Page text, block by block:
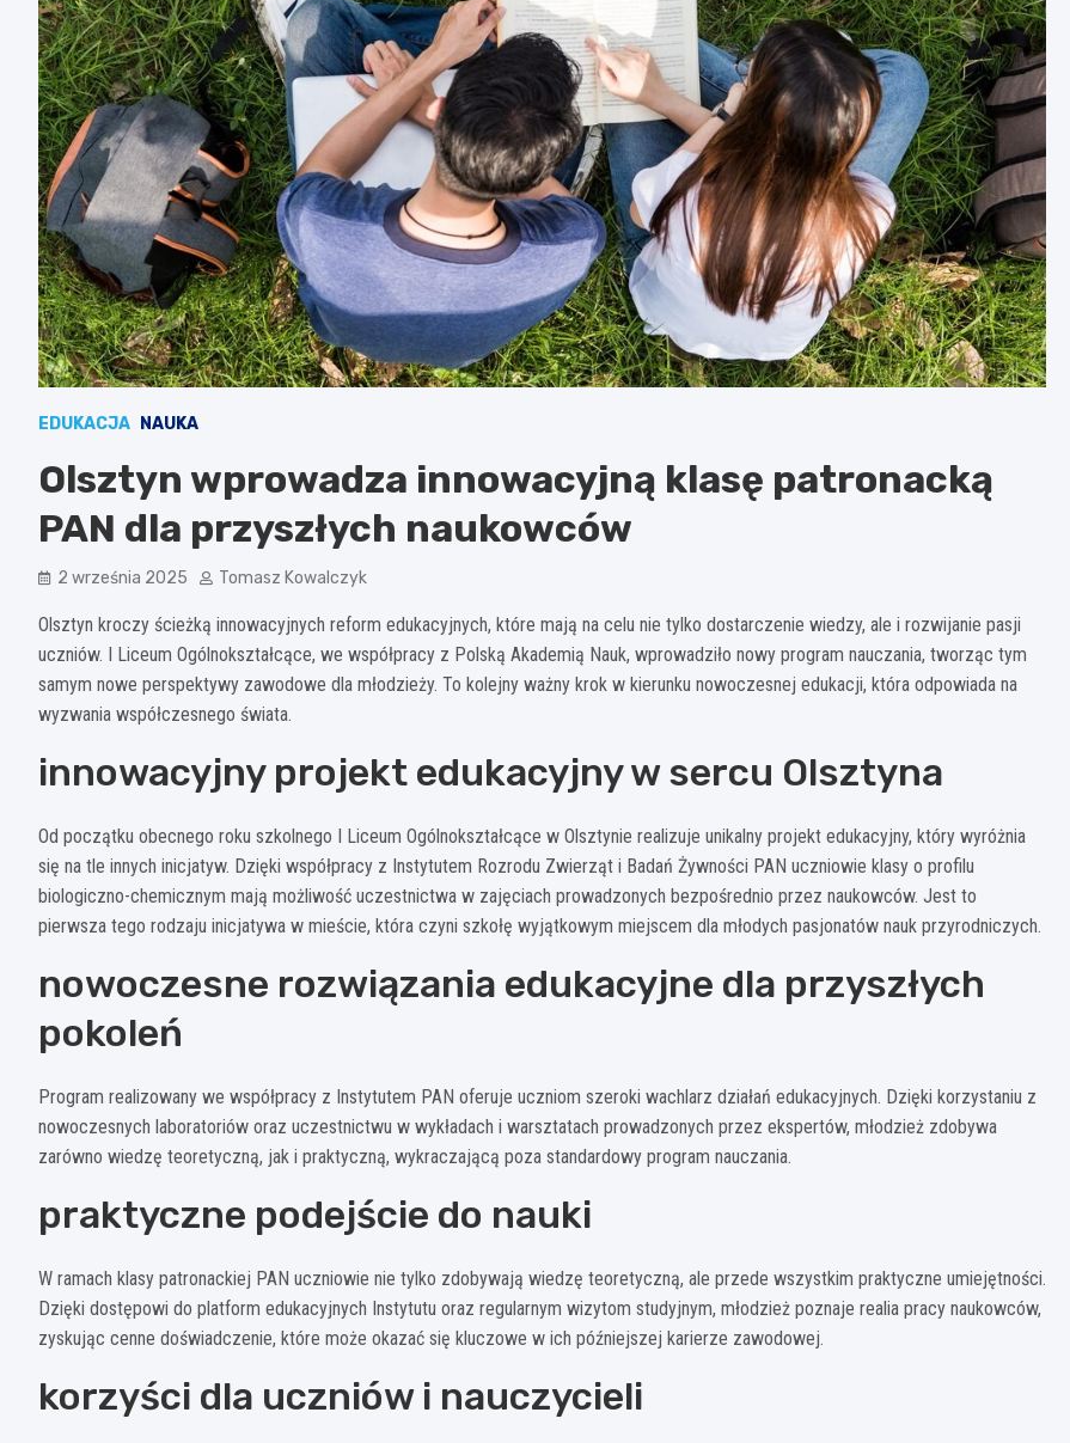
EDUKACJA NAUKA
Olsztyn wprowadza innowacyjną klasę patronacką
PAN dla przyszłych naukowców
2 września 2025 Tomasz Kowalczyk
Olsztyn kroczy ścieżką innowacyjnych reform edukacyjnych, które mają na celu nie tylko dostarczenie wiedzy, ale i rozwijanie pasji
uczniów. I Liceum Ogólnokształcące, we współpracy z Polską Akademią Nauk, wprowadziło nowy program nauczania, tworząc tym
samym nowe perspektywy zawodowe dla młodzieży. To kolejny ważny krok w kierunku nowoczesnej edukacji, która odpowiada na
wyzwania współczesnego świata.
innowacyjny projekt edukacyjny w sercu Olsztyna
Od początku obecnego roku szkolnego I Liceum Ogólnokształcące w Olsztynie realizuje unikalny projekt edukacyjny, który wyróżnia
się na tle innych inicjatyw. Dzięki współpracy z Instytutem Rozrodu Zwierząt i Badań Żywności PAN uczniowie klasy o profilu
biologiczno-chemicznym mają możliwość uczestnictwa w zajęciach prowadzonych bezpośrednio przez naukowców. Jest to
pierwsza tego rodzaju inicjatywa w mieście, która czyni szkołę wyjątkowym miejscem dla młodych pasjonatów nauk przyrodniczych.
nowoczesne rozwiązania edukacyjne dla przyszłych
pokoleń
Program realizowany we współpracy z Instytutem PAN oferuje uczniom szeroki wachlarz działań edukacyjnych. Dzięki korzystaniu z
nowoczesnych laboratoriów oraz uczestnictwu w wykładach i warsztatach prowadzonych przez ekspertów, młodzież zdobywa
zarówno wiedzę teoretyczną, jak i praktyczną, wykraczającą poza standardowy program nauczania.
praktyczne podejście do nauki
W ramach klasy patronackiej PAN uczniowie nie tylko zdobywają wiedzę teoretyczną, ale przede wszystkim praktyczne umiejętności.
Dzięki dostępowi do platform edukacyjnych Instytutu oraz regularnym wizytom studyjnym, młodzież poznaje realia pracy naukowców,
zyskując cenne doświadczenie, które może okazać się kluczowe w ich późniejszej karierze zawodowej.
korzyści dla uczniów i nauczycieli